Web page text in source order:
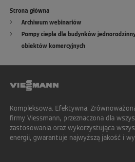
Strona główna
Archiwum webinariów
Pompy ciepła dla budynków
obiektów komercyjnych
Kompleksowa. Efektywna.
firmy Viessmann, przeznaczona dla
zastosowania oraz wykorzystująca
energii, gwarantuje najwyższą jakość i